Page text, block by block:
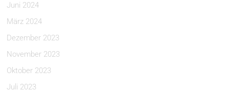
Juni 2024
März 2024
Dezember 2023
November 2023
Oktober 2023
Juli 2023